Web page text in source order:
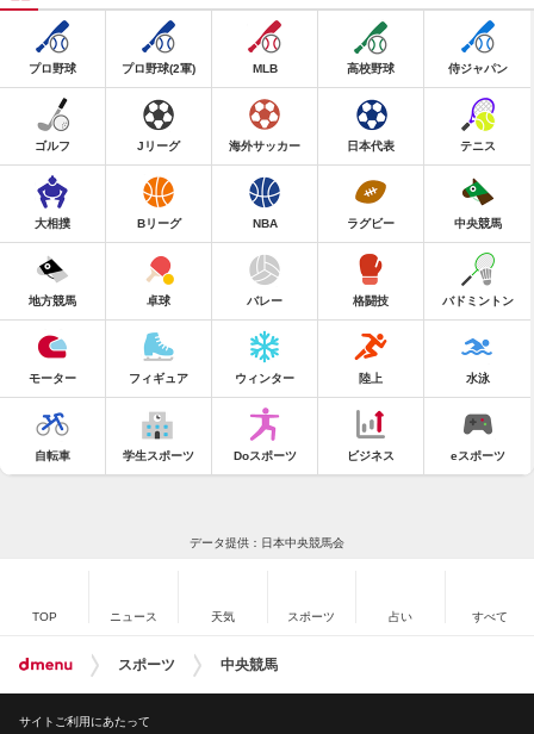
プロ野球 プロ野球(2軍) MLB 高校野球 侍ジャパン
ゴルフ Jリーグ 海外サッカー 日本代表 テニス
大相撲 Bリーグ NBA ラグビー 中央競馬
地方競馬 卓球 バレー 格闘技 バドミントン
モーター フィギュア ウィンター 陸上 水泳
自転車 学生スポーツ Doスポーツ ビジネス eスポーツ
データ提供：日本中央競馬会
TOP ニュース 天気 スポーツ 占い すべて
スポーツ 中央競馬
サイトご利用にあたって